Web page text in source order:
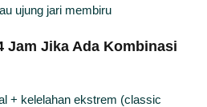
ujung jari membiru
Jam Jika Ada Kombinasi
+ kelelahan ekstrem (classic